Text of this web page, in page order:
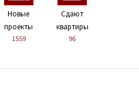
Новые
проекты
1559
Сдают
квартиры
96